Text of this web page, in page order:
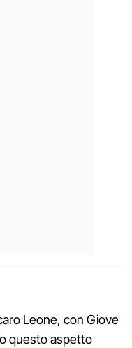
Leone, con Giove
questo aspetto